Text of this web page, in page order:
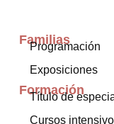
Familias
Programación
Exposiciones
Formación
Título de
Cursos